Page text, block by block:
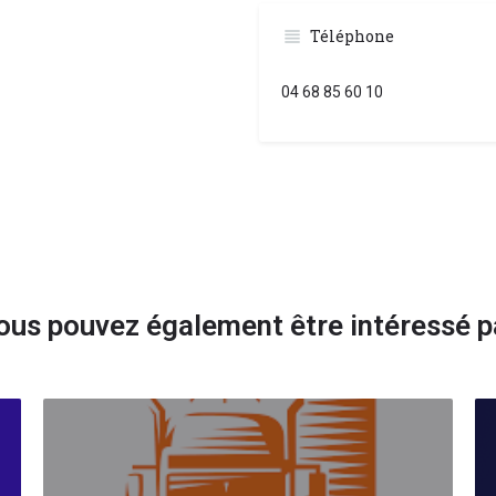
Téléphone
04 68 85 60 10
pouvez également être intéressé